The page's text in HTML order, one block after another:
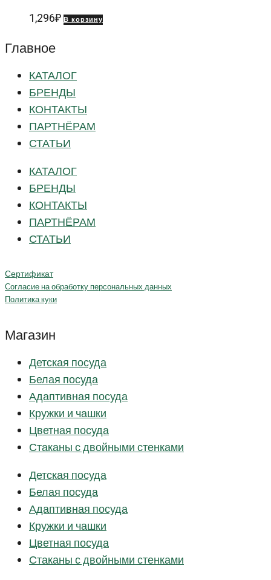
1,296₽ В корзину
Главное
КАТАЛОГ
БРЕНДЫ
КОНТАКТЫ
ПАРТНЁРАМ
СТАТЬИ
КАТАЛОГ
БРЕНДЫ
КОНТАКТЫ
ПАРТНЁРАМ
СТАТЬИ
Сертификат
Согласие на обработку персональных данных
Политика куки
Магазин
Детская посуда
Белая посуда
Адаптивная посуда
Кружки и чашки
Цветная посуда
Стаканы с двойными стенками
Детская посуда
Белая посуда
Адаптивная посуда
Кружки и чашки
Цветная посуда
Стаканы с двойными стенками